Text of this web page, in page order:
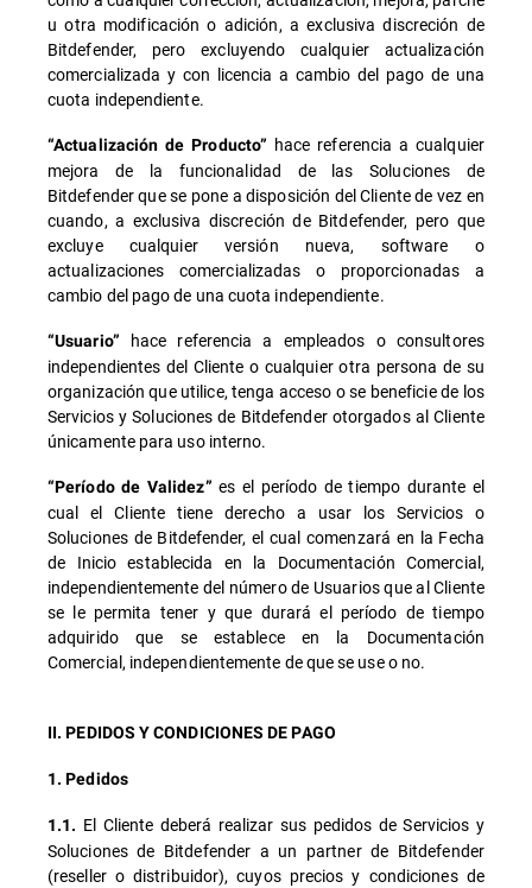
u otra modificación o adición, a exclusiva discreción de
Bitdefender, pero excluyendo cualquier actualización
comercializada y con licencia a cambio del pago de una
cuota independiente.
“Actualización de Producto” hace referencia a cualquier
mejora de la funcionalidad de las Soluciones de
Bitdefender que se pone a disposición del Cliente de vez en
cuando, a exclusiva discreción de Bitdefender, pero que
excluye cualquier versión nueva, software o
actualizaciones comercializadas o proporcionadas a
cambio del pago de una cuota independiente.
“Usuario”
hace referencia a empleados o consultores
independientes del Cliente o cualquier otra persona de su
organización que utilice, tenga acceso o se beneficie de los
Servicios y Soluciones de Bitdefender otorgados al Cliente
únicamente para uso interno.
“Período de Validez” es el período de tiempo durante el
cual el Cliente tiene derecho a usar los Servicios o
Soluciones de Bitdefender, el cual comenzará en la Fecha
de Inicio establecida en la Documentación Comercial,
independientemente del número de Usuarios que al Cliente
se le permita tener y que durará el período de tiempo
adquirido que se establece en la Documentación
Comercial, independientemente de que se use o no.
II. PEDIDOS Y CONDICIONES DE PAGO
1. Pedidos
1.1. El Cliente deberá realizar sus pedidos de Servicios y
Soluciones de Bitdefender a un partner de Bitdefender
(reseller o distribuidor), cuyos precios y condiciones de